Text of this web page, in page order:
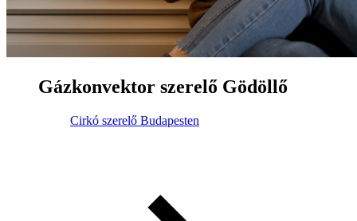
Gázkonvektor szerelő Gödöllő
Cirkó szerelő Budapesten